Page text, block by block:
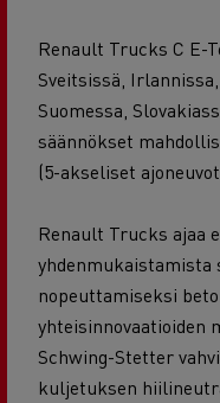
Renault Trucks C E-
Sveitsissä,
Suomessa,
säännökset
(5-akseliset
Renault Trucks ajaa
yhdenmukaistamista
nopeuttamiseksi
yhteisinnovaatioiden
Schwing-Stetter
kuljetuksen